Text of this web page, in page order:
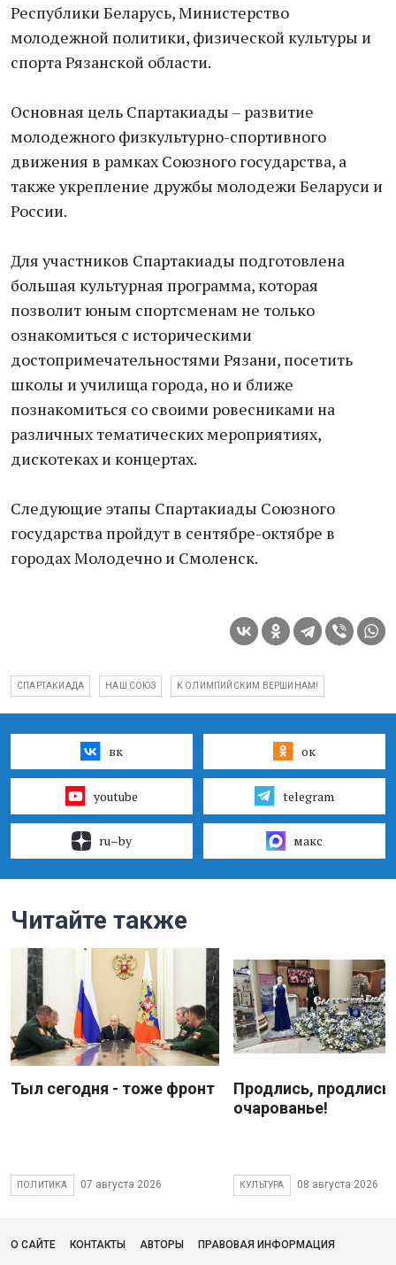
Республики Беларусь, Министерство
молодежной политики, физической культуры и
спорта Рязанской области.
Основная цель Спартакиады – развитие
молодежного физкультурно-спортивного
движения в рамках Союзного государства, а
также укрепление дружбы молодежи Беларуси и
России.
Для участников Спартакиады подготовлена
большая культурная программа, которая
позволит юным спортсменам не только
ознакомиться с историческими
достопримечательностями Рязани, посетить
школы и училища города, но и ближе
познакомиться со своими ровесниками на
различных тематических мероприятиях,
дискотеках и концертах.
Следующие этапы Спартакиады Союзного
государства пройдут в сентябре-октябре в
городах Молодечно и Смоленск.
СПАРТАКИАДА НАШ СОЮЗ К ОЛИМПИЙСКИМ ВЕРШИНАМ!
вк ок
youtube telegram
ru–by макс
Читайте также
Тыл сегодня - тоже фронт
ПОЛИТИКА 07 августа 2026
Продлись, продлись
очарованье!
КУЛЬТУРА 08 августа 2026
О САЙТЕ КОНТАКТЫ АВТОРЫ ПРАВОВАЯ ИНФОРМАЦИЯ